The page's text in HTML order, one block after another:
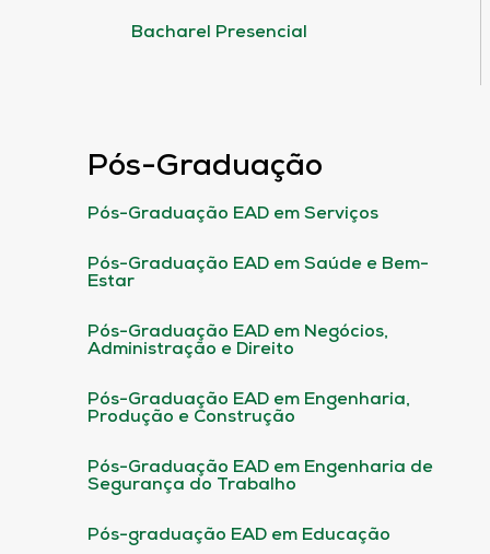
Bacharel Presencial
Pós-Graduação
Pós-Graduação EAD em Serviços
Pós-Graduação EAD em Saúde e Bem-
Estar
Pós-Graduação EAD em Negócios,
Administração e Direito
Pós-Graduação EAD em Engenharia,
Produção e Construção
Pós-Graduação EAD em Engenharia de
Segurança do Trabalho
Pós-graduação EAD em Educação